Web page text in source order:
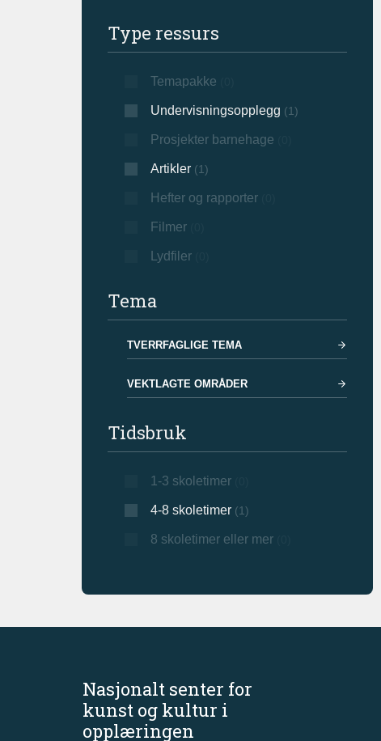
Type ressurs
Temapakke
Undervisningsopplegg (1)
Prosjekter barnehage
Artikler(1)
Hefter og rapporter(0)
Filmer(0)
Lydfiler(0)
Tema
TVERRFAGLIGE TEMA
VEKTLAGTE OMRÅDER
Tidsbruk
1-3 skoletimer(0)
4-8 skoletimer(1)
8 skoletimer eller mer(0)
Nasjonalt senter for
kunst og kultur i
opplæringen